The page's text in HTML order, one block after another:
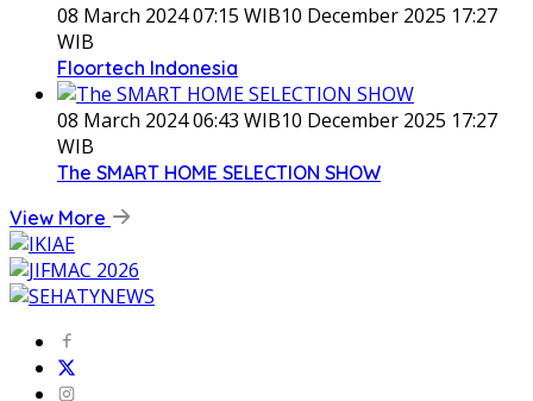
08 March 2024 07:15 WIB10 December 2025 17:27
WIB
Floortech Indonesia
08 March 2024 06:43 WIB10 December 2025 17:27
WIB
The SMART HOME SELECTION SHOW
View More